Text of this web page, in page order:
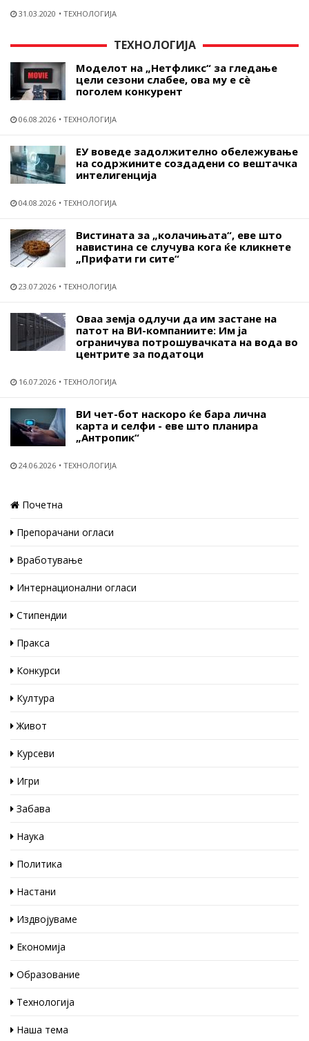
31.03.2020 ТЕХНОЛОГИЈА
ТЕХНОЛОГИЈА
Моделот на „Нетфликс“ за гледање
цели сезони слабее, ова му е сѐ
поголем конкурент
06.08.2026 ТЕХНОЛОГИЈА
ЕУ воведе задолжително обележување
на содржините создадени со вештачка
интелигенција
04.08.2026 ТЕХНОЛОГИЈА
Вистината за „колачињата“, еве што
навистина се случува кога ќе кликнете
„Прифати ги сите“
23.07.2026 ТЕХНОЛОГИЈА
Оваа земја одлучи да им застане на
патот на ВИ-компаниите: Им ја
ограничува потрошувачката на вода во
центрите за податоци
16.07.2026 ТЕХНОЛОГИЈА
ВИ чет-бот наскоро ќе бара лична
карта и селфи - еве што планира
„Антропик“
24.06.2026 ТЕХНОЛОГИЈА
Почетна
Препорачани огласи
Вработување
Интернационални огласи
Стипендии
Пракса
Конкурси
Култура
Живот
Курсеви
Игри
Забава
Наука
Политика
Настани
Издвојуваме
Економија
Образование
Технологија
Наша тема